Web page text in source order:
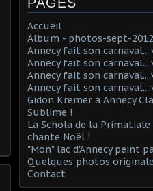
Accueil
Album - photos-sept-2012
Annecy fait son
Annecy fait son
Annecy fait son
Annecy fait son
Gidon Kremer à Annecy
Sublime !
La Schola de la Primatiale
chante Noël !
"Mon" lac d'Annecy peint
Quelques photos
Contact